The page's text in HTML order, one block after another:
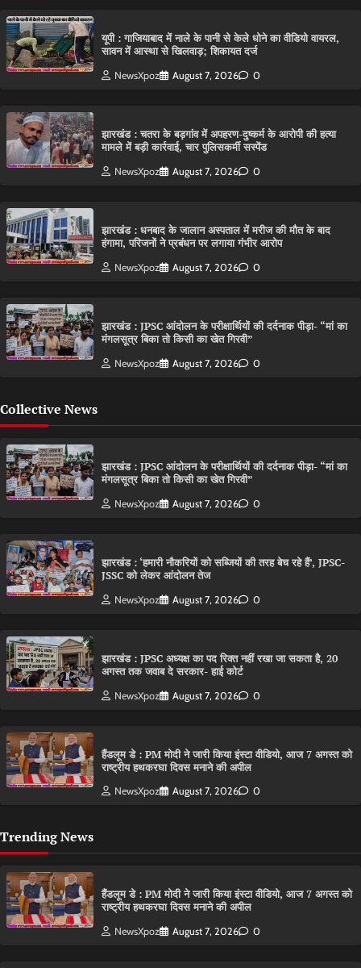
यूपी : गाजियाबाद में नाले के पानी से केले धोने का वीडियो वायरल,
सावन में आस्था से खिलवाड़; शिकायत दर्ज
NewsXpoz August 7, 2026 0
झारखंड : चतरा के बड़गांव में अपहरण-दुष्कर्म के आरोपी की हत्या
मामले में बड़ी कार्रवाई, चार पुलिसकर्मी सस्पेंड
NewsXpoz August 7, 2026 0
झारखंड : धनबाद के जालान अस्पताल में मरीज की मौत के बाद
हंगामा, परिजनों ने प्रबंधन पर लगाया गंभीर आरोप
NewsXpoz August 7, 2026 0
झारखंड : JPSC आंदोलन के परीक्षार्थियों की दर्दनाक पीड़ा- “मां का
मंगलसूत्र बिका तो किसी का खेत गिरवी”
NewsXpoz August 7, 2026 0
Collective News
झारखंड : JPSC आंदोलन के परीक्षार्थियों की दर्दनाक पीड़ा- “मां का
मंगलसूत्र बिका तो किसी का खेत गिरवी”
NewsXpoz August 7, 2026 0
झारखंड : ‘हमारी नौकरियों को सब्जियों की तरह बेच रहे हैं’, JPSC-
JSSC को लेकर आंदोलन तेज
NewsXpoz August 7, 2026 0
झारखंड : JPSC अध्यक्ष का पद रिक्त नहीं रखा जा सकता है, 20
अगस्त तक जवाब दे सरकार- हाई कोर्ट
NewsXpoz August 7, 2026 0
हैंडलूम डे : PM मोदी ने जारी किया इंस्टा वीडियो, आज 7 अगस्त को
राष्ट्रीय हथकरघा दिवस मनाने की अपील
NewsXpoz August 7, 2026 0
Trending News
हैंडलूम डे : PM मोदी ने जारी किया इंस्टा वीडियो, आज 7 अगस्त को
राष्ट्रीय हथकरघा दिवस मनाने की अपील
NewsXpoz August 7, 2026 0